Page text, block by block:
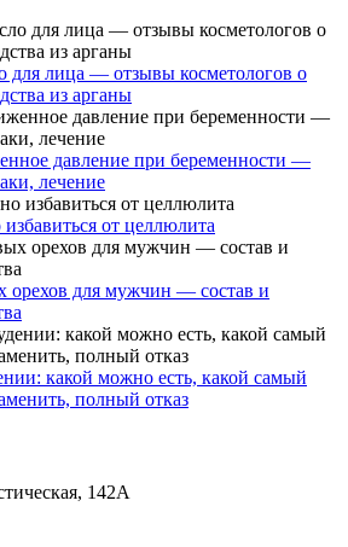
для лица — отзывы косметологов о
из арганы
давление при беременности —
лечение
от целлюлита
орехов для мужчин — состав и
какой можно есть, какой самый
полный отказ
142А